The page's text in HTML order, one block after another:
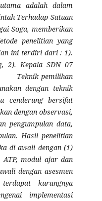
adalah dalam
Terhadap Satuan
Soga, memberikan
penelitian yang
ini terdiri dari : 1).
2). Kepala SDN 07
Teknik pemilihan
dengan teknik
cenderung bersifat
dengan observasi,
pengumpulan data,
.Hasil penelitian
di awali dengan (1)
ATP, modul ajar dan
dengan asesmen
kurangnya
implementasi